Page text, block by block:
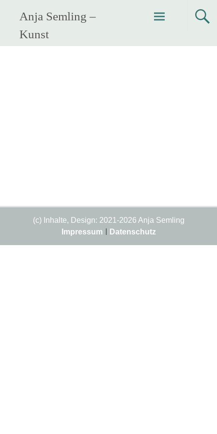
Inhalt
springen
Anja Semling –
Kunst
(c) Inhalte, Design: 2021-2026 Anja Semling
Impressum
Datenschutz